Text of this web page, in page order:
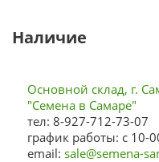
Наличие
Основной склад, г.
"Семена в Самаре"
тел: 8-927-712-73-07
график работы: с 10-
email: sale@semena-